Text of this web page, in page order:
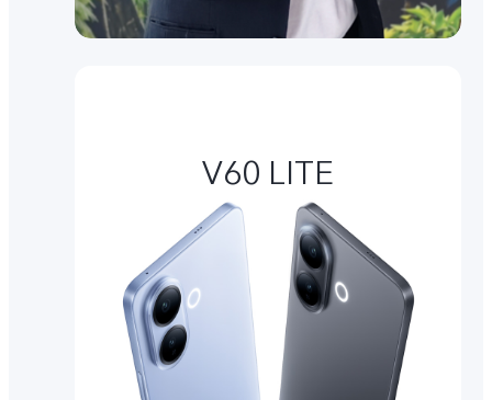
V60 LITE